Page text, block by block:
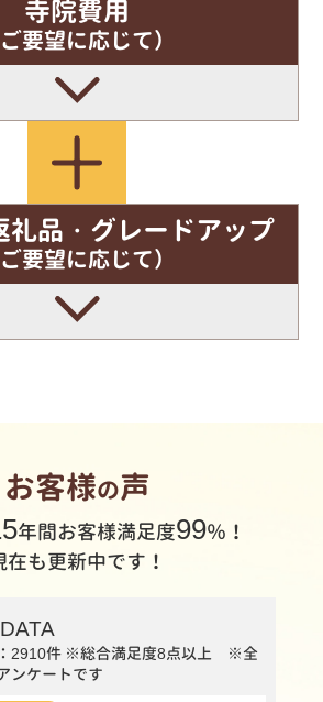
寺院費用
ご要望に応じて）
礼品・グレードアップ
ご要望に応じて）
お客様の声
年間お客様満足度99％！
在も更新中です！
2910件 ※総合満足度8点以上 ※全
ンケートです